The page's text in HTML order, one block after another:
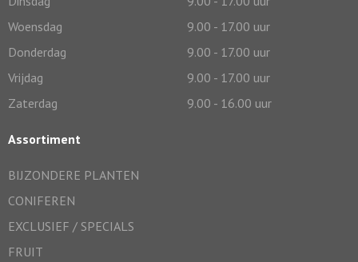
Woensdag
9.00 - 17.00 uur
Donderdag
9.00 - 17.00 uur
Vrijdag
9.00 - 17.00 uur
Zaterdag
9.00 - 16.00 uur
Assortiment
BIJZONDERE PLANTEN
CONIFEREN
EXCLUSIEF / SPECIALS
FRUIT